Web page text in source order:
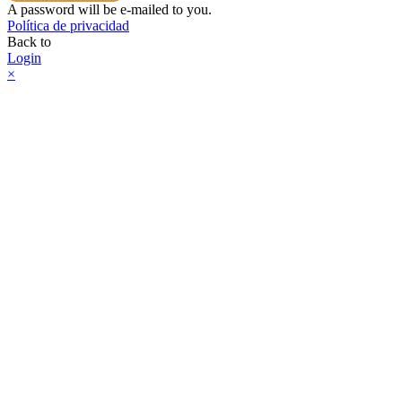
A password will be e-mailed to you.
Política de privacidad
Back to
Login
×